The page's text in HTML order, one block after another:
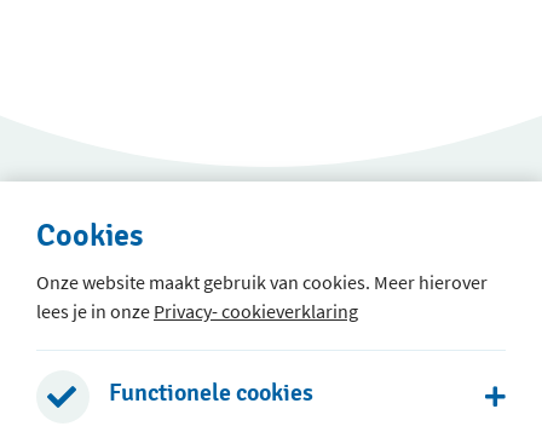
Boomgaard 2
2771 PC Boskoop
Cookies
Onze website maakt gebruik van cookies. Meer hierover
lees je in onze Privacy- cookieverklaring
Functionele cookies